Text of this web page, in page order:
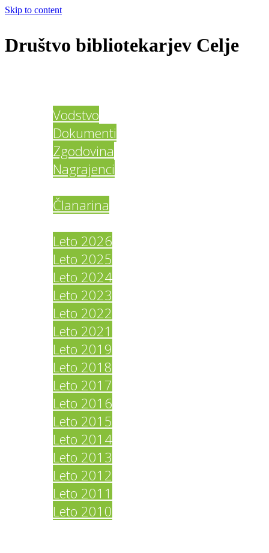
Skip to content
Društvo bibliotekarjev Celje
Vodstvo
Dokumenti
Zgodovina
Nagrajenci
Članarina
Leto 2026
Leto 2025
Leto 2024
Leto 2023
Leto 2022
Leto 2021
Leto 2019
Leto 2018
Leto 2017
Leto 2016
Leto 2015
Leto 2014
Leto 2013
Leto 2012
Leto 2011
Leto 2010